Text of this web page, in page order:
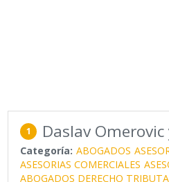
1 Daslav Omerovic
Categoría: ABOGADOS
ASESORIAS COMERCIALES
ABOGADOS DERECHO